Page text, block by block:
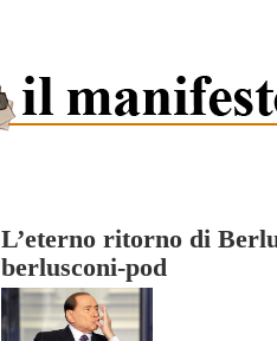
L’eterno ritorno di
berlusconi-pod